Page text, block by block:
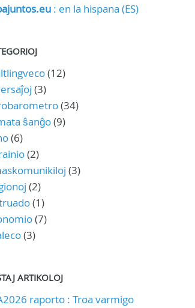
: en la hispana (ES)
(12)
(3)
(34)
ŝanĝo(9)
(6)
(2)
(3)
(2)
(1)
(7)
(3)
ARTIKOLOJ
raporto : Troa varmigo